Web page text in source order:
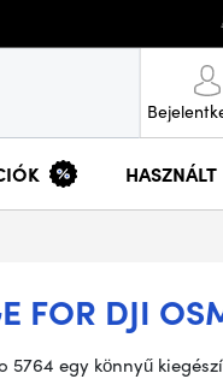
HASZNÁLT
FOR DJI
5764 egy könnyű